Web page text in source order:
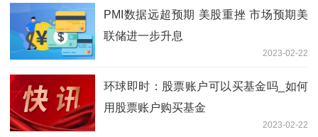
1800美元/盎司
PMI数据远超预期 美股重挫 市场预期美
联储进一步升息
2023-02-22
环球即时：股票账户可以买基金吗_如何
用股票账户购买基金
2023-02-22